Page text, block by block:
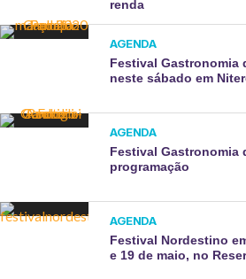
renda
AGENDA
Festival Gastronomia
neste sábado em
AGENDA
Festival Gastronomia
programação
AGENDA
Festival Nordestino
e 19 de maio, no